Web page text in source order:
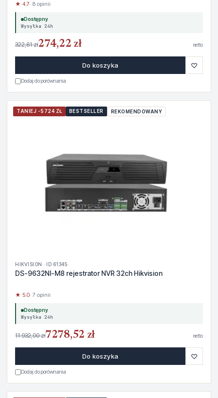
★ 4.7· 8 opinii
Dostępny
Wysyłka 24h
322,61 zł274,22 zł netto
Do koszyka ♡
Dodaj do porównania
TANIEJ -5724 ZŁ BESTSELLER REKOMENDOWANY
HIKVISION · ID 61345
DS-9632NI-M8 rejestrator NVR 32ch Hikvision
★ 5.0· 7 opinii
Dostępny
Wysyłka 24h
11 932,00 zł7278,52 zł netto
Do koszyka ♡
Dodaj do porównania